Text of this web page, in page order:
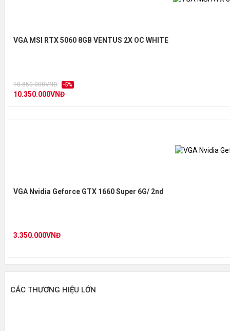
VGA MSI RTX 5060 8GB VENTUS 2X OC WHITE
10.850.000VNĐ -5%
10.350.000VNĐ
VGA Nvidia Geforce GTX 1660 Super 6G/ 2nd
3.350.000VNĐ
CÁC THƯƠNG HIỆU LỚN